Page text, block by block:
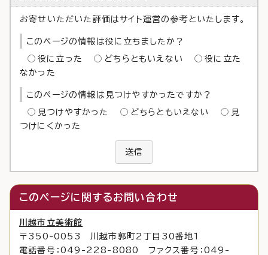
お寄せいただいた評価はサイト運営の参考といたします。
このページの情報は役に立ちましたか？
役に立った どちらともいえない
役に立た
なかった
このページの情報は見つけやすかったですか？
見つけやすかった どちらともいえない
見
つけにくかった
送信
このページに関するお問い合わせ
川越市立美術館
〒350-0053 川越市郭町2丁目30番地1
電話番号：049-228-8080 ファクス番号：049-